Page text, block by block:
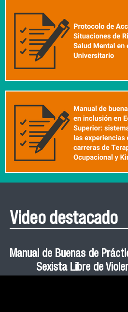
Video destacado
Manual de Buenas de
Sexista Libre de
Roberto Vera invita a la III
e Inteligencia
Jornadas puertas
Ceremonia de Graduación
Pública cohortes años 2021,
Esteban Aedo: “El uso de
tiene directa relación con la